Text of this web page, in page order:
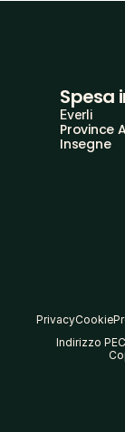
Spesa
Everli
Province
Insegne
PrivacyCookie
Indirizzo